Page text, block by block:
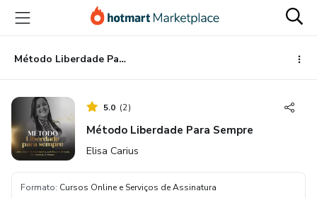
para
conteúdo
principal
para
pagamento
para
rodapé
Método Liberdade Para Sempre
5.0 (2)
Método Liberdade Para Sempre
Elisa Carius
Formato: Cursos Online e Serviços de Assinatura